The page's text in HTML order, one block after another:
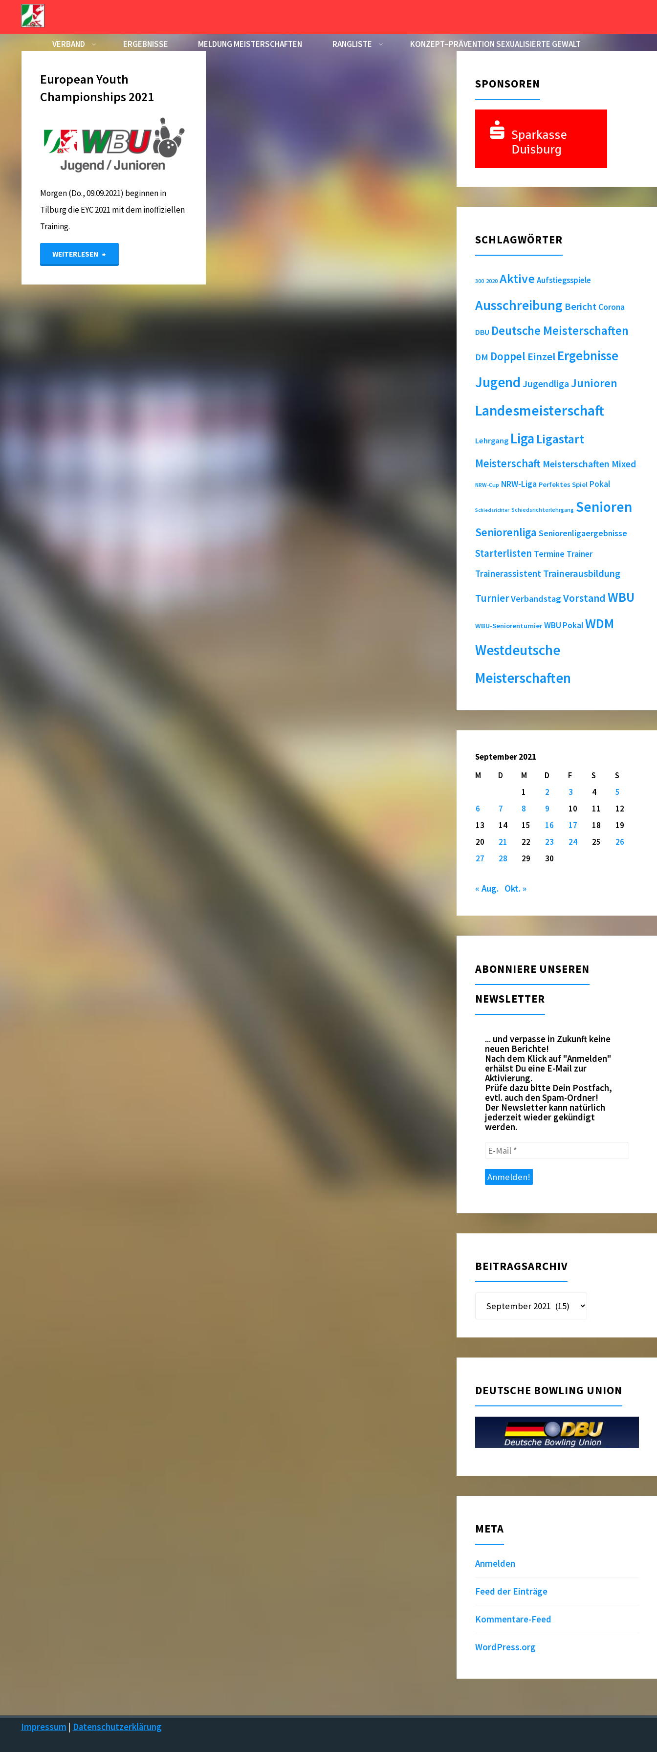
VERBAND ERGEBNISSE MELDUNG MEISTERSCHAFTEN RANGLISTE KONZEPT–PRÄVENTION SEXUALISIERTE GEWALT
Tag:8. September 2021
08
European Youth
Championships 2021
Morgen (Do., 09.09.2021) beginnen in
Tilburg die EYC 2021 mit dem inoffiziellen
Training.
WEITERLESEN
Championships
SPONSOREN
SCHLAGWÖRTER
300 2020 Aktive Aufstiegsspiele
Ausschreibung Bericht Corona
DBU Deutsche Meisterschaften
DM Doppel Einzel Ergebnisse
Jugend Jugendliga Junioren
Landesmeisterschaft
Lehrgang Liga Ligastart
Meisterschaft Meisterschaften Mixed
NRW-Cup NRW-Liga Perfektes Spiel Pokal
Schiedsrichter Schiedsrichterlehrgang Senioren
Seniorenliga Seniorenligaergebnisse
Starterlisten Termine Trainer
Trainerassistent Trainerausbildung
TurnierVerbandstag Vorstand WBU
WBU-Seniorenturnier WBU PokalWDM
Westdeutsche
Meisterschaften
September 2021
M
D M D F S
S
1
2 3 4
5
6
7 8 9 10 11
12
13
14 15 16 17 18
19
20
21 22 23 24 25
26
27
28 29 30
« Aug. Okt. »
ABONNIERE UNSEREN
NEWSLETTER
... und verpasse in Zukunft keine
neuen Berichte!
Nach dem Klick auf "Anmelden"
erhälst Du eine E-Mail zur
Aktivierung.
Prüfe dazu bitte Dein Postfach,
evtl. auch den Spam-Ordner!
Der Newsletter kann natürlich
jederzeit wieder gekündigt
werden.
E-
Mail
BEITRAGSARCHIV
Beitragsarchiv
DEUTSCHE BOWLING UNION
META
Anmelden
Feed der Einträge
Kommentare-Feed
WordPress.org
Impressum Datenschutzerklärung